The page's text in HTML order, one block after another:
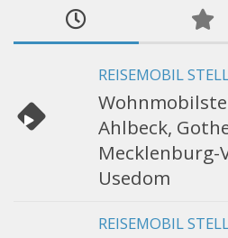
REISEMOBIL
Ahlbeck,
Mecklenburg-
Usedom
REISEMOBIL